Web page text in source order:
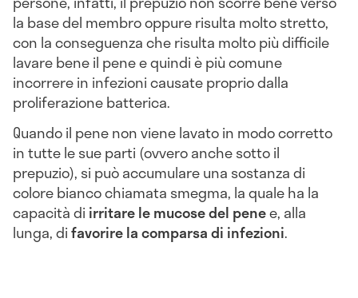
la base del membro oppure risulta molto stretto,
con la conseguenza che risulta molto più difficile
lavare bene il pene e quindi è più comune
incorrere in infezioni causate proprio dalla
proliferazione batterica.
Quando il pene non viene lavato in modo corretto
in tutte le sue parti (ovvero anche sotto il
prepuzio), si può accumulare una sostanza di
colore bianco chiamata smegma, la quale ha la
capacità di irritare le mucose del penee, alla
lunga, difavorire la comparsa di infezioni.